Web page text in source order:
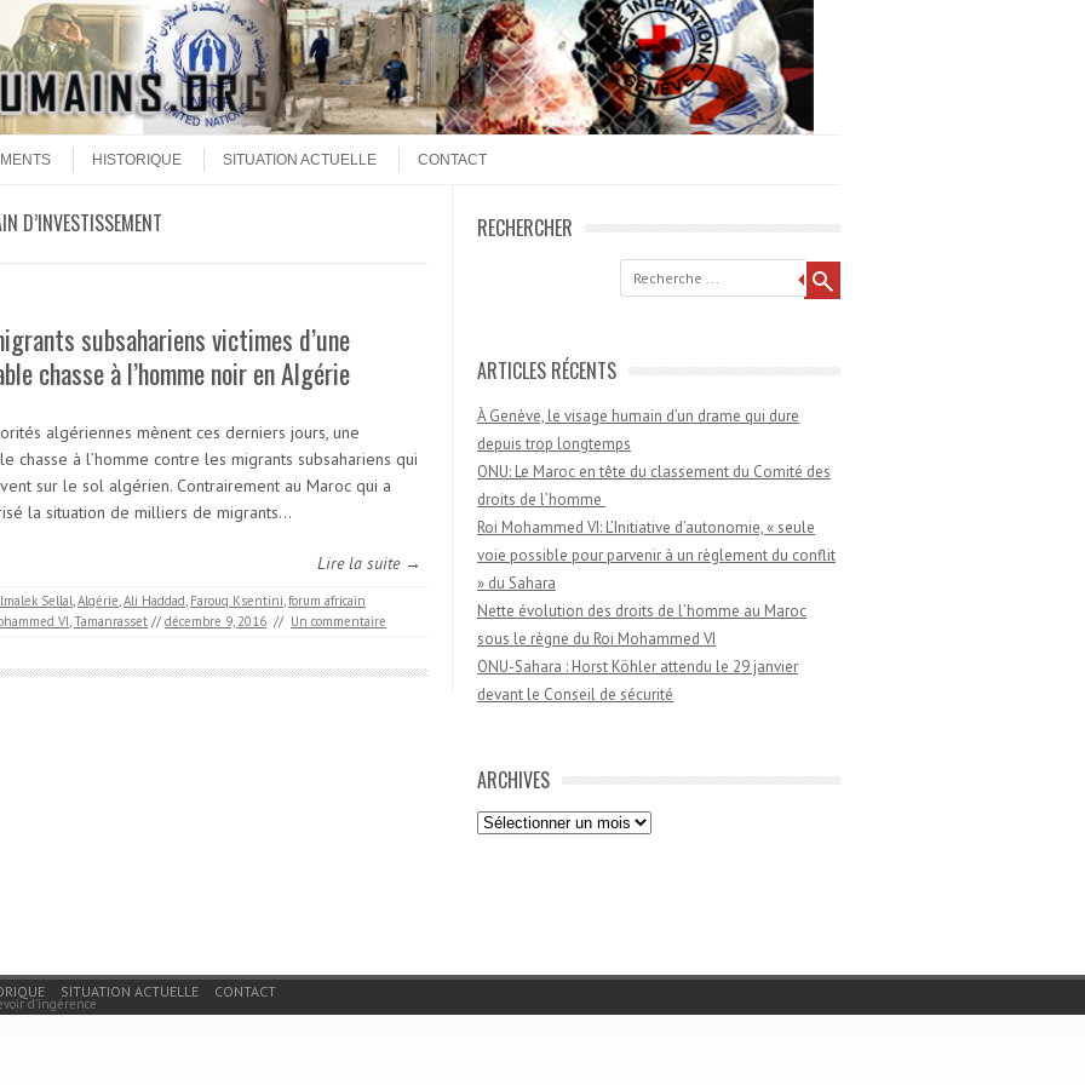
HISTORIQUE SITUATION ACTUELLE CONTACT
D’INVESTISSEMENT
subsahariens victimes d’une
chasse à l’homme noir en Algérie
algériennes mènent ces derniers jours, une
chasse à l’homme contre les migrants subsahariens qui
sur le sol algérien. Contrairement au Maroc qui a
la situation de milliers de migrants…
Lire la suite →
Sellal,Algérie,Ali Haddad, Farouq Ksentini,forum africain
VI,Tamanrasset // décembre 9, 2016 // Un commentaire
RECHERCHER
ARTICLES RÉCENTS
À Genève, le visage humain d’un drame qui dure
depuis trop longtemps
ONU: Le Maroc en tête du classement du Comité des
droits de l’homme
Roi Mohammed VI: L’Initiative d’autonomie, « seule
voie possible pour parvenir à un règlement du conflit
» du Sahara
Nette évolution des droits de l’homme au Maroc
sous le règne du Roi Mohammed VI
ONU-Sahara : Horst Köhler attendu le 29 janvier
devant le Conseil de sécurité
ARCHIVES
Archives
SITUATION ACTUELLE CONTACT
d'ingérence